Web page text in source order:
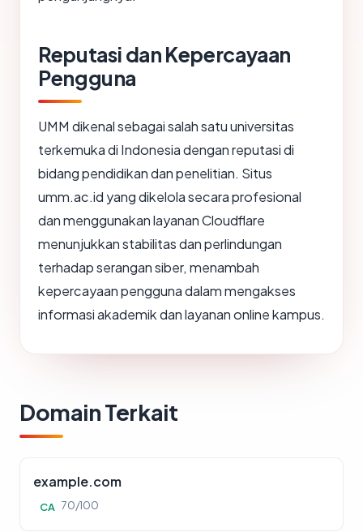
Reputasi dan Kepercayaan
Pengguna
UMM dikenal sebagai salah satu universitas
terkemuka di Indonesia dengan reputasi di
bidang pendidikan dan penelitian. Situs
umm.ac.id yang dikelola secara profesional
dan menggunakan layanan Cloudflare
menunjukkan stabilitas dan perlindungan
terhadap serangan siber, menambah
kepercayaan pengguna dalam mengakses
informasi akademik dan layanan online kampus.
Domain Terkait
example.com
CA 70/100